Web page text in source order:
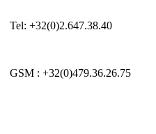
Tel: +32(0)2.647.38.40
GSM : +32(0)479.36.26.75